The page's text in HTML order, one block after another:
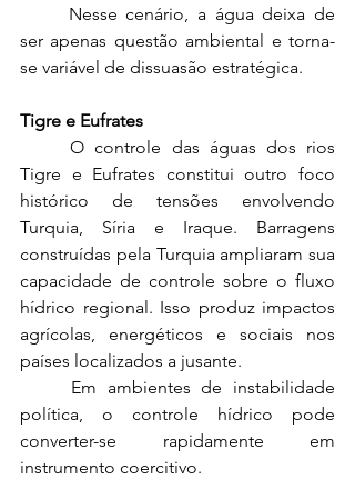
ser apenas questão ambiental e torna-
se variável de dissuasão estratégica.
Tigre e Eufrates
	O controle das águas dos rios
Tigre e Eufrates constitui outro foco
histórico de tensões envolvendo
Turquia, Síria e Iraque. Barragens
construídas pela Turquia ampliaram sua
capacidade de controle sobre o fluxo
hídrico regional. Isso produz impactos
agrícolas, energéticos e sociais nos
países localizados a jusante.
política, o controle hídrico pode
converter-se rapidamente em
instrumento coercitivo.